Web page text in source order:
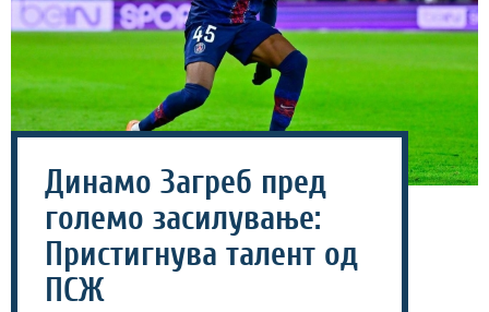
Динамо Загреб пред
големо засилување:
Пристигнува талент од
ПСЖ